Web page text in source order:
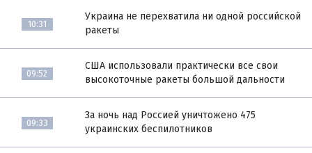
10:31
Украина не перехватила ни одной российской
ракеты
09:52
США использовали практически все свои
высокоточные ракеты большой дальности
09:33
За ночь над Россией уничтожено 475
украинских беспилотников